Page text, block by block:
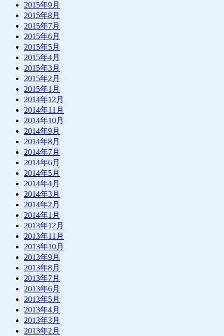
2015年9月
2015年8月
2015年7月
2015年6月
2015年5月
2015年4月
2015年3月
2015年2月
2015年1月
2014年12月
2014年11月
2014年10月
2014年9月
2014年8月
2014年7月
2014年6月
2014年5月
2014年4月
2014年3月
2014年2月
2014年1月
2013年12月
2013年11月
2013年10月
2013年9月
2013年8月
2013年7月
2013年6月
2013年5月
2013年4月
2013年3月
2013年2月